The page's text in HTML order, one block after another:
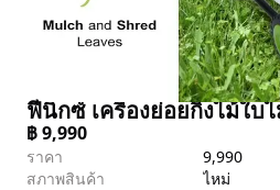
ฟีนิกซ์ เครื่องย่อยกิ่งไม้ใบ
฿9,990
ราคา
9,990
สภาพสินค้า
ไหม่